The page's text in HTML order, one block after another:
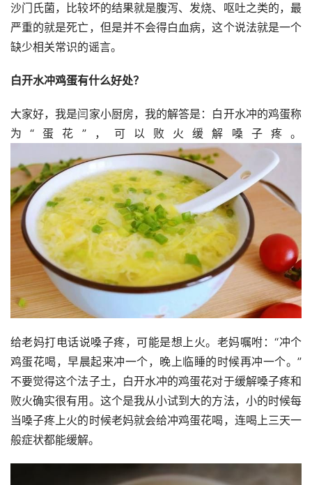
沙门氏菌，比较坏的结果就是腹泻、发烧、呕吐之类的，最
严重的就是死亡，但是并不会得白血病，这个说法就是一个
缺少相关常识的谣言。
白开水冲鸡蛋有什么好处？
大家好，我是闫家小厨房，我的解答是：白开水冲的鸡蛋称
为“蛋花”，可以败火缓解嗓子疼。
给老妈打电话说嗓子疼，可能是想上火。老妈嘱咐：“冲个
鸡蛋花喝，早晨起来冲一个，晚上临睡的时候再冲一个。”
不要觉得这个法子土，白开水冲的鸡蛋花对于缓解嗓子疼和
败火确实很有用。这个是我从小试到大的方法，小的时候每
当嗓子疼上火的时候老妈就会给冲鸡蛋花喝，连喝上三天一
般症状都能缓解。